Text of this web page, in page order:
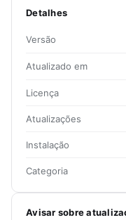
Detalhes
Versão
Atualizado em
Licença
Atualizações
Instalação
Categoria
Avisar sobre